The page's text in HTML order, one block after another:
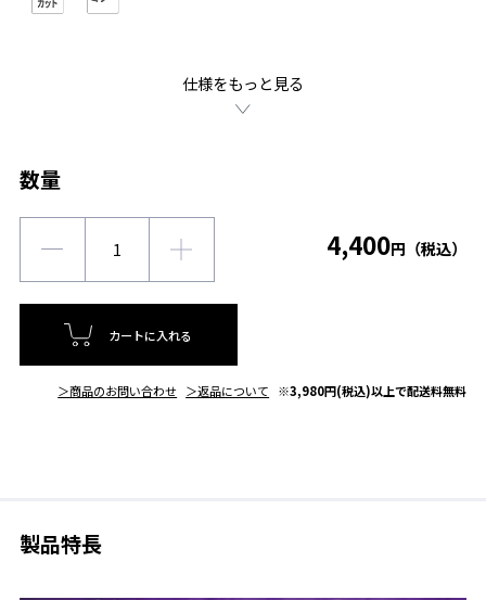
仕様をもっと見る
数量
4,400円（税込）
カートに入れる
＞商品のお問い合わせ ＞返品について ※3,980円(税込)以上で配送料無料
製品特長